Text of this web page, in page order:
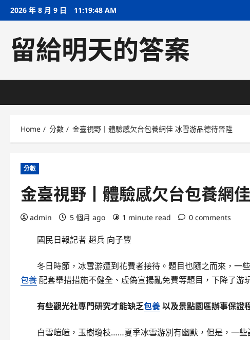
Skip2026 年 8 月 9 日 11:19:49 AM
留給明天的答案
Home 分數 金臺視野丨體驗感欠台包養網佳 冰雪游品德待晉陞
分數
金臺視野丨體驗感欠台包養網
admin 5 個月 ago 1 minute read 0 comments
國民日報記者 趙兵 向子豐
冬日時節，冰雪游遭到花費者接待。題目也隨之而來，一
包養配套舉措措施不健全、虛偽宣揚亂免費等題目，下降了游
有些觀光社專門研究才能缺乏包養以及景點園區辦事保證
白雪皚皚，玉樹瓊枝……夏季冰雪游別有幽默，但是，一